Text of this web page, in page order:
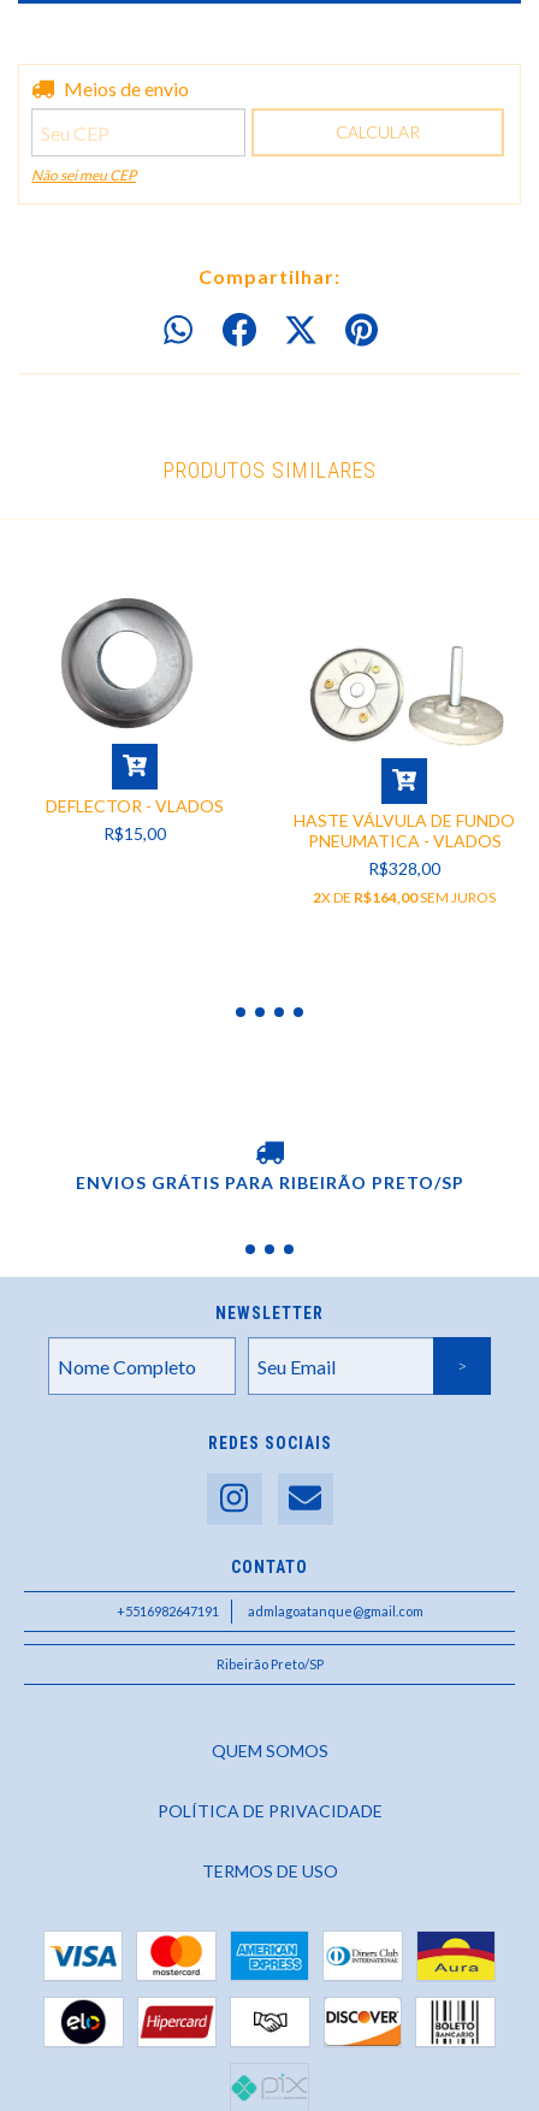
Entregas para o CEP:
Meios de envio
CALCULAR
Não sei meu CEP
Compartilhar:
PRODUTOS SIMILARES
DEFLECTOR - VLADOS
R$15,00
HASTE VÁLVULA DE FUNDO
PNEUMATICA - VLADOS
R$328,00
2X DE R$164,00SEM JUROS
ENVIOS GRÁTIS PARA RIBEIRÃO PRETO/SP
NEWSLETTER
REDES SOCIAIS
CONTATO
+5516982647191 admlagoatanque@gmail.com
Ribeirão Preto/SP
QUEM SOMOS
POLÍTICA DE PRIVACIDADE
TERMOS DE USO